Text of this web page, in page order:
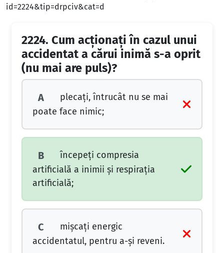
id=2224&tip=drpciv&cat=d
2224. Cum acţionaţi în cazul unui
accidentat a cărui inimă s-a oprit
(nu mai are puls)?
A
plecaţi, întrucât nu se mai
poate face nimic;
B
începeţi compresia
artificială a inimii şi respiraţia
artificială;
C
mişcaţi energic
accidentatul, pentru a-şi reveni.